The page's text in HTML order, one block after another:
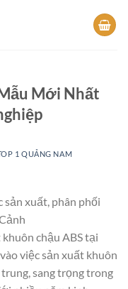
Mới Nhất
1 QUẢNG NAM
xuất, phân phối
chậu ABS tại
việc sản xuất khuôn
sang trọng trong